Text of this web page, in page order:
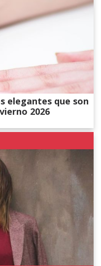
elegantes que son
2026